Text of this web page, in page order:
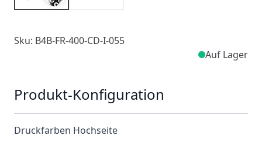
Sku: B4B-FR-400-CD-I-055
Auf Lager
Produkt-Konfiguration
Druckfarben Hochseite